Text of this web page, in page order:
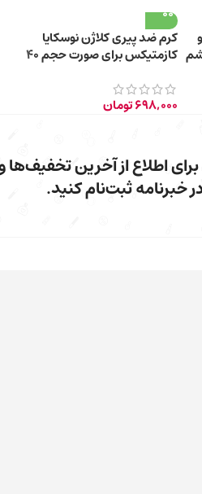
کرم ضد پیری کلاژن نوسکایا
کازمتیکس برای صورت حجم 40
698,000تومان
اطلاع از آخرین تخفیف‌ها
خبرنامه ثبت‌نام کنید.